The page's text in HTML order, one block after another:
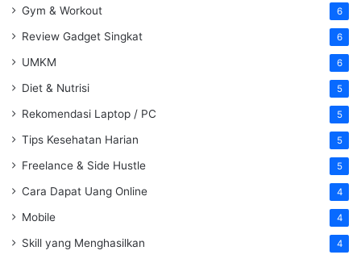
Gym & Workout 6
Review Gadget Singkat 6
UMKM 6
Diet & Nutrisi 5
Rekomendasi Laptop / PC 5
Tips Kesehatan Harian 5
Freelance & Side Hustle 5
Cara Dapat Uang Online 4
Mobile 4
Skill yang Menghasilkan 4